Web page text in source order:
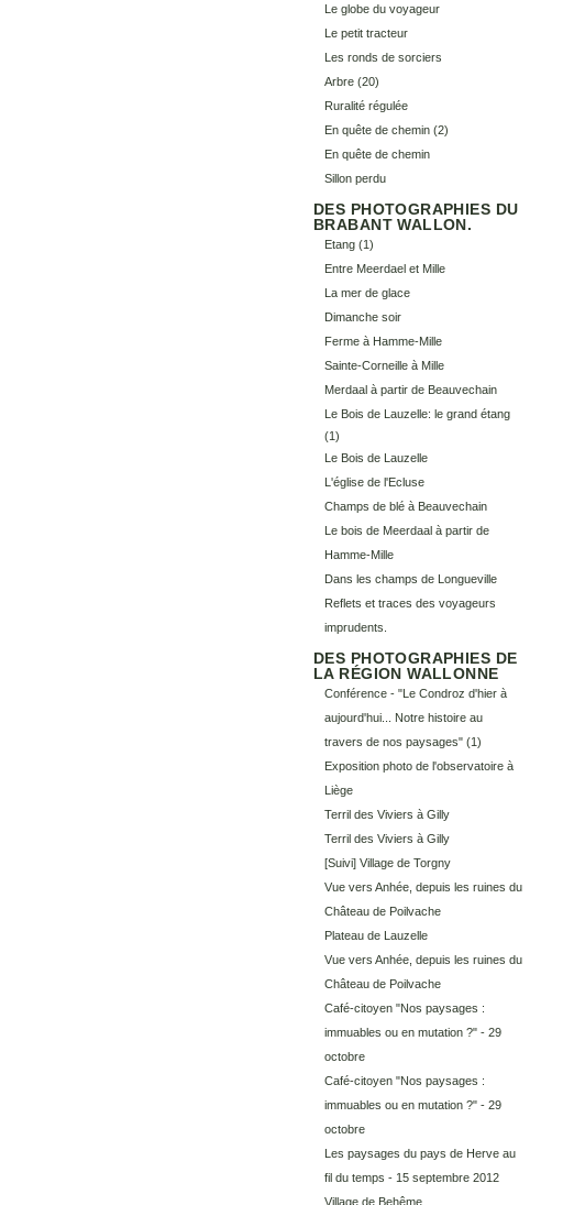
Le globe du voyageur
Le petit tracteur
Les ronds de sorciers
Arbre (20)
Ruralité régulée
En quête de chemin (2)
En quête de chemin
Sillon perdu
DES PHOTOGRAPHIES DU
BRABANT WALLON.
Etang (1)
Entre Meerdael et Mille
La mer de glace
Dimanche soir
Ferme à Hamme-Mille
Sainte-Corneille à Mille
Merdaal à partir de Beauvechain
Le Bois de Lauzelle: le grand étang
(1)
Le Bois de Lauzelle
L'église de l'Ecluse
Champs de blé à Beauvechain
Le bois de Meerdaal à partir de
Hamme-Mille
Dans les champs de Longueville
Reflets et traces des voyageurs
imprudents.
DES PHOTOGRAPHIES DE
LA RÉGION WALLONNE
Conférence - "Le Condroz d'hier à
aujourd'hui... Notre histoire au
travers de nos paysages" (1)
Exposition photo de l'observatoire à
Liège
Terril des Viviers à Gilly
Terril des Viviers à Gilly
[Suivi] Village de Torgny
Vue vers Anhée, depuis les ruines du
Château de Poilvache
Plateau de Lauzelle
Vue vers Anhée, depuis les ruines du
Château de Poilvache
Café-citoyen "Nos paysages :
immuables ou en mutation ?" - 29
octobre
Café-citoyen "Nos paysages :
immuables ou en mutation ?" - 29
octobre
Les paysages du pays de Herve au
fil du temps - 15 septembre 2012
Village de Behême